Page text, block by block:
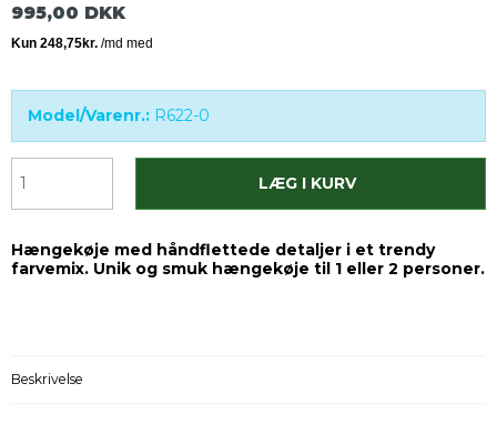
995,00 DKK
Model/Varenr.: R622-0
LÆG I KURV
Hængekøje med håndflettede detaljer i et trendy
farvemix. Unik og smuk hængekøje til 1 eller 2 personer.
Beskrivelse